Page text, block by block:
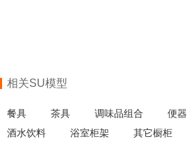
相关SU模型
餐具 茶具 调味品组合 便器
酒水饮料
浴室柜架 其它橱柜